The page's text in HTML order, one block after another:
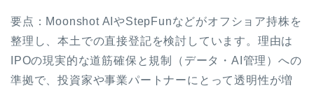
要点：Moonshot AIやStepFunなどがオフショア持株を
整理し、本土での直接登記を検討しています。理由は
IPOの現実的な道筋確保と規制（データ・AI管理）への
準拠で、投資家や事業パートナーにとって透明性が増